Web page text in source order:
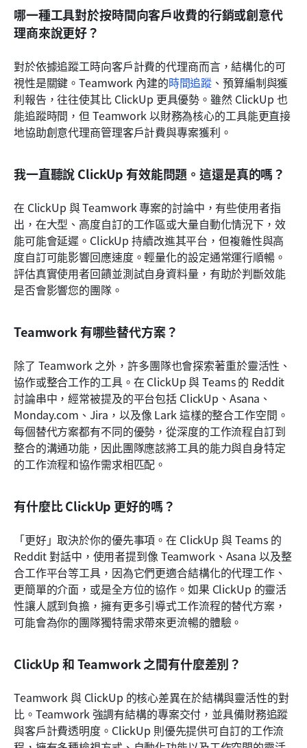
哪一種工具對於按時間向客戶收費的行銷或創意代
理商來說更好？
對於依據追蹤工時向客戶計費的代理商而言，結構化的可
視性是關鍵。Teamwork 內建的時間追蹤 、預算編制與獲
利報告，往往使其比 ClickUp 更具優勢。雖然 ClickUp 也
能追蹤時間，但 Teamwork 以財務為核心的工具能更直接
地協助創意代理商管理客戶計費與專案獲利。
我一直聽說 ClickUp 有效能問題。這還是真的嗎？
在 ClickUp 與 Teamwork 專案的討論中，有些使用者指
出，在大型、高度自訂的工作區或大量自動化情況下，效
能可能會延遲。ClickUp 持續改進其平台，但複雜性與高
度自訂可能影響回應速度。輕量化的設定通常運行順暢。
評估真實使用者回饋並測試自身資料量，有助於判斷效能
是否會影響您的團隊。
Teamwork 有哪些替代方案？
除了 Teamwork 之外，許多團隊也會探索著重於靈活性、
協作或整合工作的工具。在 ClickUp 與 Teams 的 Reddit
討論串中，經常被提及的平台包括 ClickUp、Asana、
Monday.com、Jira，以及像 Lark 這樣的整合工作空間。
每個替代方案都有不同的優勢，從深度的工作流程自訂到
整合的溝通功能，因此團隊應該將工具的能力與自身特定
的工作流程和協作需求相匹配。
有什麼比 ClickUp 更好的嗎？
「更好」取決於你的優先事項。在 ClickUp 與 Teams 的
Reddit 對話中，使用者提到像 Teamwork、Asana 以及整
合工作平台等工具，因為它們更適合結構化的代理工作、
更簡單的介面，或是全方位的協作。如果 ClickUp 的靈活
性讓人感到負擔，擁有更多引導式工作流程的替代方案，
可能會為你的團隊獨特需求帶來更流暢的體驗。
ClickUp 和 Teamwork 之間有什麼差別？
Teamwork 與 ClickUp 的核心差異在於結構與靈活性的對
比。Teamwork 強調有結構的專案交付，並具備財務追蹤
與客戶計費透明度。ClickUp 則優先提供可自訂的工作流